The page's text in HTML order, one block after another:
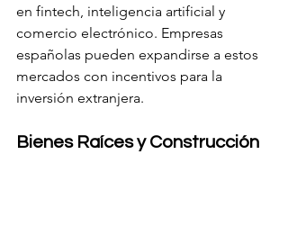
en fintech, inteligencia artificial y
comercio electrónico. Empresas
españolas pueden expandirse a estos
mercados con incentivos para la
inversión extranjera.
Bienes Raíces y Construcción